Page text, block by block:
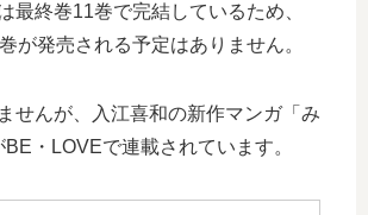
最終巻11巻で完結しているため、
が発売される予定はありません。
せんが、入江喜和の新作マンガ「み
・LOVEで連載されています。